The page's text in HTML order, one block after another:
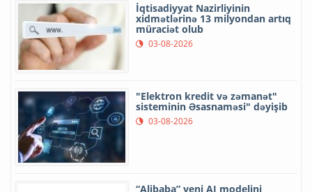
İqtisadiyyat Nazirliyinin
xidmətlərinə 13 milyondan artıq
müraciət olub
03-08-2026
"Elektron kredit və zəmanət"
sisteminin Əsasnaməsi" dəyişib
03-08-2026
“Alibaba” yeni AI modelini